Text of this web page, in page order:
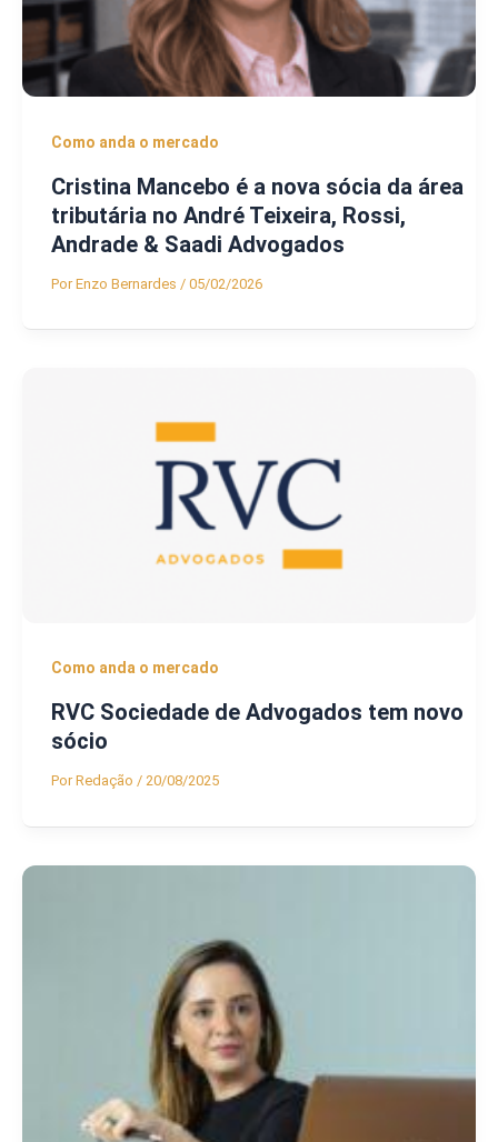
Como anda o mercado
Cristina Mancebo é a nova sócia da área
tributária no André Teixeira, Rossi,
Andrade & Saadi Advogados
PorEnzo Bernardes / 05/02/2026
Como anda o mercado
RVC Sociedade de Advogados tem novo
sócio
PorRedação / 20/08/2025